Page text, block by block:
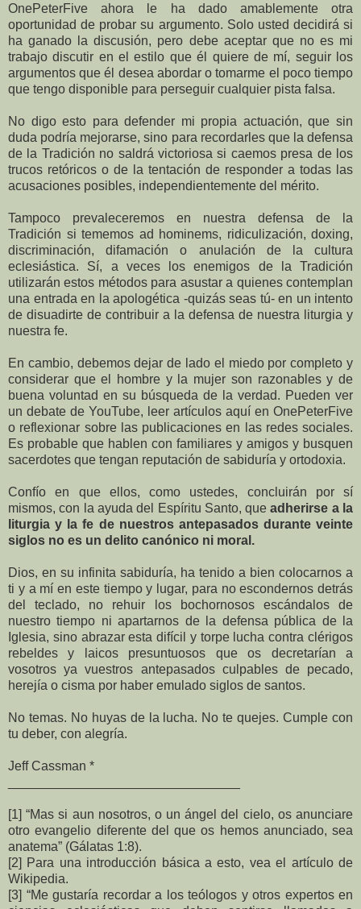
OnePeterFive ahora le ha dado amablemente otra
oportunidad de probar su argumento. Solo usted decidirá si
ha ganado la discusión, pero debe aceptar que no es mi
trabajo discutir en el estilo que él quiere de mí, seguir los
argumentos que él desea abordar o tomarme el poco tiempo
que tengo disponible para perseguir cualquier pista falsa.
No digo esto para defender mi propia actuación, que sin
duda podría mejorarse, sino para recordarles que la defensa
de la Tradición no saldrá victoriosa si caemos presa de los
trucos retóricos o de la tentación de responder a todas las
acusaciones posibles, independientemente del mérito.
Tampoco prevaleceremos en nuestra defensa de la
Tradición si tememos ad hominems, ridiculización, doxing,
discriminación, difamación o anulación de la cultura
eclesiástica. Sí, a veces los enemigos de la Tradición
utilizarán estos métodos para asustar a quienes contemplan
una entrada en la apologética -quizás seas tú- en un intento
de disuadirte de contribuir a la defensa de nuestra liturgia y
nuestra fe.
En cambio, debemos dejar de lado el miedo por completo y
considerar que el hombre y la mujer son razonables y de
buena voluntad en su búsqueda de la verdad. Pueden ver
un debate de YouTube, leer artículos aquí en OnePeterFive
o reflexionar sobre las publicaciones en las redes sociales.
Es probable que hablen con familiares y amigos y busquen
sacerdotes que tengan reputación de sabiduría y ortodoxia.
Confío en que ellos, como ustedes, concluirán por sí
mismos, con la ayuda del Espíritu Santo, queadherirse a la
liturgia y la fe de nuestros antepasados ​​durante veinte
siglos no es un delito canónico ni moral.
Dios, en su infinita sabiduría, ha tenido a bien colocarnos a
ti y a mí en este tiempo y lugar, para no escondernos detrás
del teclado, no rehuir los bochornosos escándalos de
nuestro tiempo ni apartarnos de la defensa pública de la
Iglesia, sino abrazar esta difícil y torpe lucha contra clérigos
rebeldes y laicos presuntuosos que os decretarían a
vosotros ya vuestros antepasados ​​culpables de pecado,
herejía o cisma por haber emulado siglos de santos.
No temas. No huyas de la lucha. No te quejes. Cumple con
tu deber, con alegría.
Jeff Cassman *
[1] “Mas si aun nosotros, o un ángel del cielo, os anunciare
otro evangelio diferente del que os hemos anunciado, sea
anatema” (Gálatas 1:8).
[2] Para una introducción básica a esto, vea el artículo de
Wikipedia.
[3] “Me gustaría recordar a los teólogos y otros expertos en